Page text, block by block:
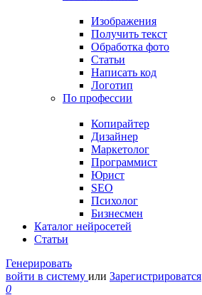
Изображения
Получить текст
Обработка фото
Статьи
Написать код
Логотип
По профессии
Копирайтер
Дизайнер
Маркетолог
Программист
Юрист
SEO
Психолог
Бизнесмен
Каталог нейросетей
Статьи
Генерировать
войти в систему или Зарегистрироватся
0